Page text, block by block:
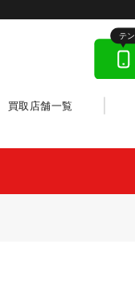
買取店舗一覧